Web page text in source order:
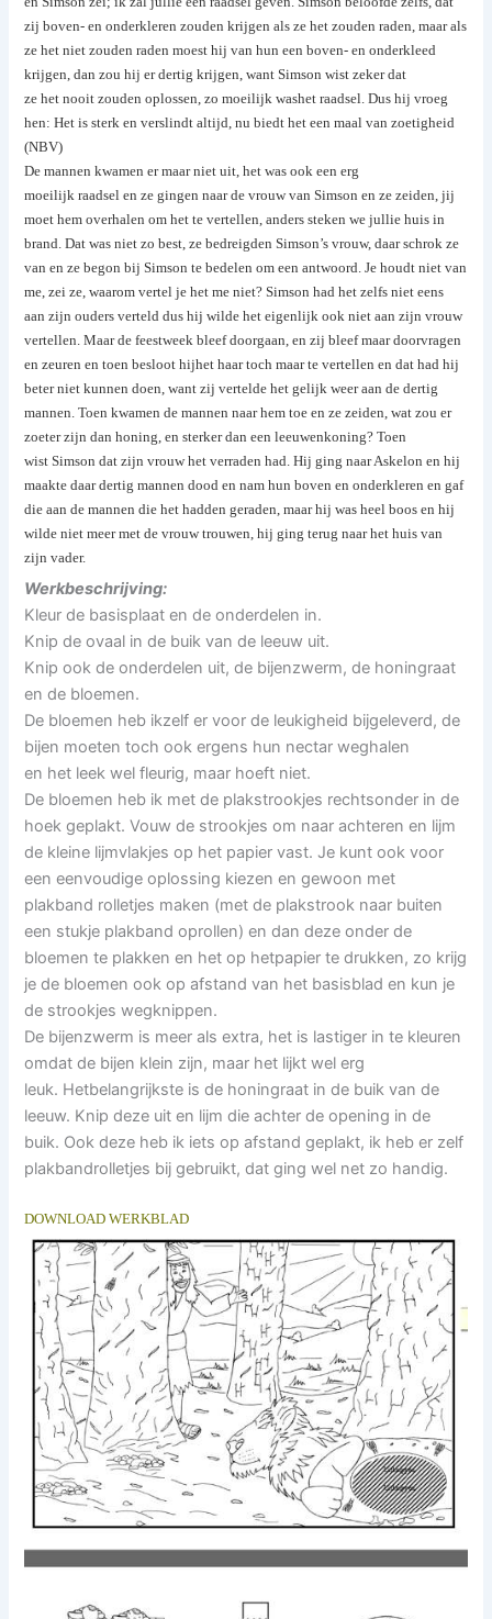
zij boven- en onderkleren zouden krijgen als ze het zouden raden, maar als
ze het niet zouden raden moest hij van hun een boven- en onderkleed
krijgen, dan zou hij er dertig krijgen, want Simson wist zeker dat
ze het nooit zouden oplossen, zo moeilijk washet raadsel. Dus hij vroeg
hen: Het is sterk en verslindt altijd, nu biedt het een maal van zoetigheid
(NBV)
De mannen kwamen er maar niet uit, het was ook een erg
moeilijk raadsel en ze gingen naar de vrouw van Simson en ze zeiden, jij
moet hem overhalen om het te vertellen, anders steken we jullie huis in
brand. Dat was niet zo best, ze bedreigden Simson’s vrouw, daar schrok ze
van en ze begon bij Simson te bedelen om een antwoord. Je houdt niet van
me, zei ze, waarom vertel je het me niet? Simson had het zelfs niet eens
aan zijn ouders verteld dus hij wilde het eigenlijk ook niet aan zijn vrouw
vertellen. Maar de feestweek bleef doorgaan, en zij bleef maar doorvragen
en zeuren en toen besloot hijhet haar toch maar te vertellen en dat had hij
beter niet kunnen doen, want zij vertelde het gelijk weer aan de dertig
mannen. Toen kwamen de mannen naar hem toe en ze zeiden, wat zou er
zoeter zijn dan honing, en sterker dan een leeuwenkoning? Toen
wist Simson dat zijn vrouw het verraden had. Hij ging naar Askelon en hij
maakte daar dertig mannen dood en nam hun boven en onderkleren en gaf
die aan de mannen die het hadden geraden, maar hij was heel boos en hij
wilde niet meer met de vrouw trouwen, hij ging terug naar het huis van
zijn vader.
Werkbeschrijving:
Kleur de basisplaat en de onderdelen in.
Knip de ovaal in de buik van de leeuw uit.
Knip ook de onderdelen uit, de bijenzwerm, de honingraat
en de bloemen.
De bloemen heb ikzelf er voor de leukigheid bijgeleverd, de
bijen moeten toch ook ergens hun nectar weghalen
en het leek wel fleurig, maar hoeft niet.
De bloemen heb ik met de plakstrookjes rechtsonder in de
hoek geplakt. Vouw de strookjes om naar achteren en lijm
de kleine lijmvlakjes op het papier vast. Je kunt ook voor
een eenvoudige oplossing kiezen en gewoon met
plakband rolletjes maken (met de plakstrook naar buiten
een stukje plakband oprollen) en dan deze onder de
bloemen te plakken en het op hetpapier te drukken, zo krijg
je de bloemen ook op afstand van het basisblad en kun je
de strookjes wegknippen.
De bijenzwerm is meer als extra, het is lastiger in te kleuren
omdat de bijen klein zijn, maar het lijkt wel erg
leuk. Hetbelangrijkste is de honingraat in de buik van de
leeuw. Knip deze uit en lijm die achter de opening in de
buik. Ook deze heb ik iets op afstand geplakt, ik heb er zelf
plakbandrolletjes bij gebruikt, dat ging wel net zo handig.
DOWNLOAD WERKBLAD